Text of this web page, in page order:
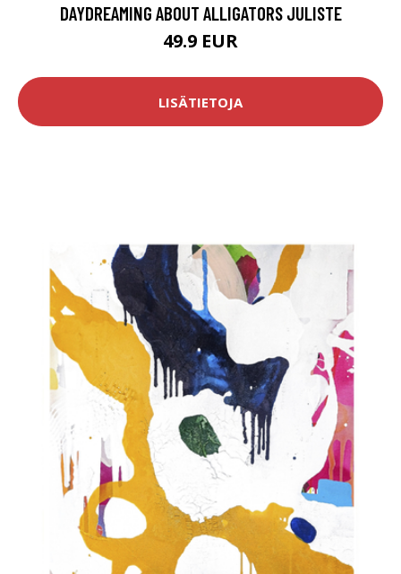
DAYDREAMING ABOUT ALLIGATORS JULISTE
49.9 EUR
LISÄTIETOJA